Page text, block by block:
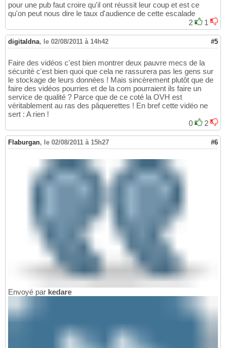
pour une pub faut croire qu'il ont réussit leur coup et est ce
qu'on peut nous dire le taux d'audience de cette escalade
2
1
digitaldna, le 02/08/2011 à 14h42 #5
Faire des vidéos c'est bien montrer deux pauvre mecs de la
sécurité c'est bien quoi que cela ne rassurera pas les gens sur
le stockage de leurs données ! Mais sincèrement plutôt que de
faire des vidéos pourries et de la com pourraient ils faire un
service de qualité ? Parce que de ce coté la OVH est
véritablement au ras des pâquerettes ! En bref cette vidéo ne
sert : A rien !
0
2
Flaburgan, le 02/08/2011 à 15h27 #6
Envoyé par kedare